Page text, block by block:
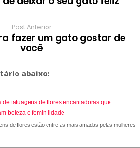
Post Anterior
fazer um gato gostar de
você
abaixo:
de tatuagens de flores encantadoras que
beleza e feminilidade
de flores estão entre as mais amadas pelas mulheres